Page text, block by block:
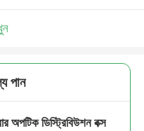
পান
অপটিক ডিস্ট্রিবিউশন বক্স